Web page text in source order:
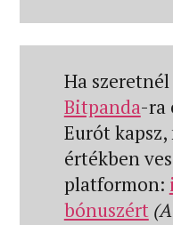
Ha
Bitpanda-ra
Eurót
értékben
platformon:
bónuszért